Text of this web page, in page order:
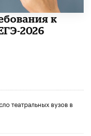
к
2026
театральных вузов в